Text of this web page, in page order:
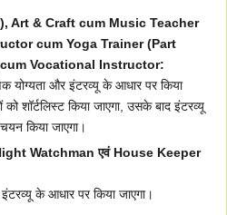
Art & Craft cum Music Teacher
cum Yoga Trainer (Part
cum Vocational Instructor:
योग्यता और इंटरव्यू के आधार पर किया
को शॉर्टलिस्ट किया जाएगा, उसके बाद इंटरव्यू
किया जाएगा।
Watchman एवं House Keeper
के आधार पर किया जाएगा।